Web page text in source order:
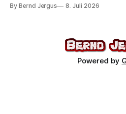
By Bernd Jergus 8. Juli 2026
Powered by